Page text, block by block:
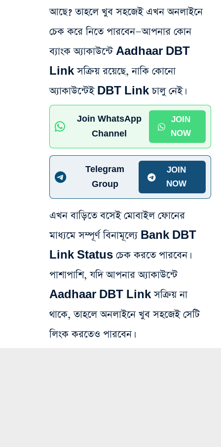
আছে? তাহলে খুব সহজেই এখন অনলাইনে
চেক করে নিতে পারবেন—আপনার কোন
ব্যাংক অ্যাকাউন্টে Aadhaar DBT
Link সক্রিয় রয়েছে, নাকি কোনো
অ্যাকাউন্টেই DBT Link চালু নেই।
Join WhatsApp
Channel
JOIN
NOW
Telegram
Group
JOIN
NOW
এখন বাড়িতে বসেই মোবাইল ফোনের
মাধ্যমে সম্পূর্ণ বিনামূল্যে Bank DBT
Link Status চেক করতে পারবেন।
পাশাপাশি, যদি আপনার অ্যাকাউন্টে
Aadhaar DBT Link সক্রিয় না
থাকে, তাহলে অনলাইনে খুব সহজেই সেটি
লিংক করতেও পারবেন।